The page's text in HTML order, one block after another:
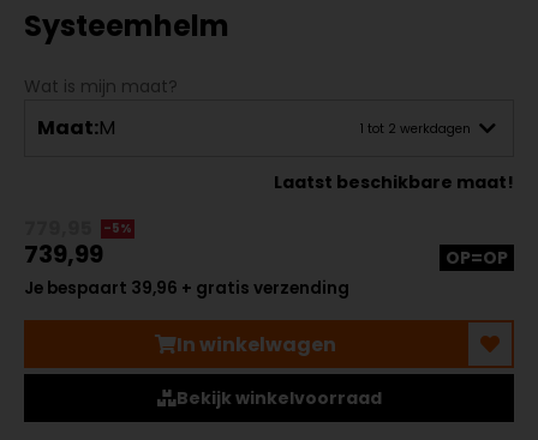
Systeemhelm
Wat is mijn maat?
Maat:M 1 tot 2 werkdagen
Laatst beschikbare maat!
-5%
739,99
Je bespaart 39,96 + gratis verzending
OP=OP
In winkelwagen
Bekijk winkelvoorraad